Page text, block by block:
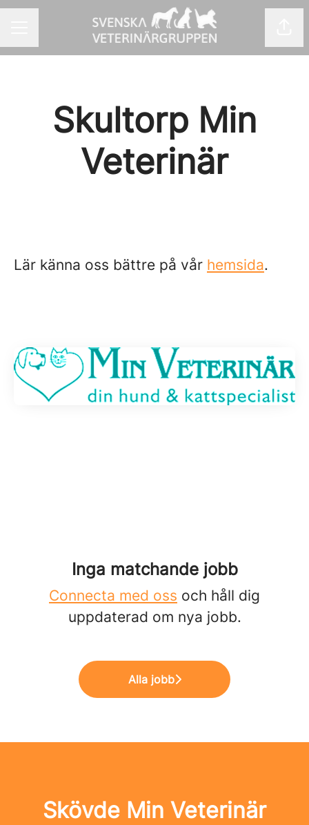
Skultorp Min
Veterinär
Lär känna oss bättre på vår hemsida.
Inga matchande jobb
Connecta med oss och håll dig
uppdaterad om nya jobb.
Alla jobb
Skövde Min Veterinär